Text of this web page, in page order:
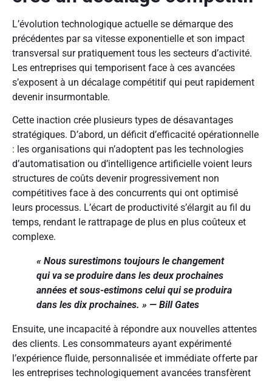
L’évolution technologique actuelle se démarque des
précédentes par sa vitesse exponentielle et son impact
transversal sur pratiquement tous les secteurs d’activité.
Les entreprises qui temporisent face à ces avancées
s’exposent à un décalage compétitif qui peut rapidement
devenir insurmontable.
Cette inaction crée plusieurs types de désavantages
stratégiques. D’abord, un déficit d’efficacité opérationnelle
: les organisations qui n’adoptent pas les technologies
d’automatisation ou d’intelligence artificielle voient leurs
structures de coûts devenir progressivement non
compétitives face à des concurrents qui ont optimisé
leurs processus. L’écart de productivité s’élargit au fil du
temps, rendant le rattrapage de plus en plus coûteux et
complexe.
« Nous surestimons toujours le changement
qui va se produire dans les deux prochaines
années et sous-estimons celui qui se produira
dans les dix prochaines. » — Bill Gates
Ensuite, une incapacité à répondre aux nouvelles attentes
des clients. Les consommateurs ayant expérimenté
l’expérience fluide, personnalisée et immédiate offerte par
les entreprises technologiquement avancées transfèrent